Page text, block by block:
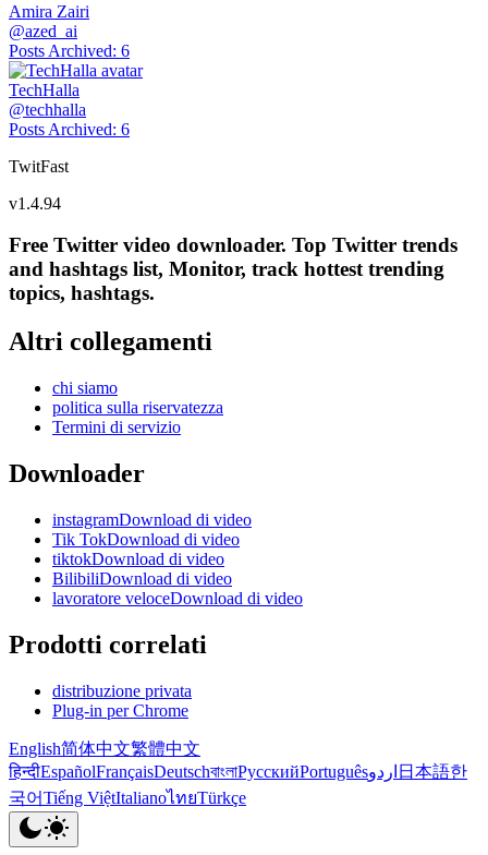
Amira Zairi
@azed_ai
Posts Archived: 6
TechHalla
@techhalla
Posts Archived: 6
TwitFast
v1.4.94
Free Twitter video downloader. Top Twitter trends
and hashtags list, Monitor, track hottest trending
topics, hashtags.
Altri collegamenti
chi siamo
politica sulla riservatezza
Termini di servizio
Downloader
instagramDownload di video
Tik TokDownload di video
tiktokDownload di video
BilibiliDownload di video
lavoratore veloceDownload di video
Prodotti correlati
distribuzione privata
Plug-in per Chrome
English简体中文繁體中文
हिन्दीEspañolFrançaisDeutschবাংলাРусскийPortuguêsاردو 日本語한
국어Tiếng ViệtItalianoไทยTürkçe